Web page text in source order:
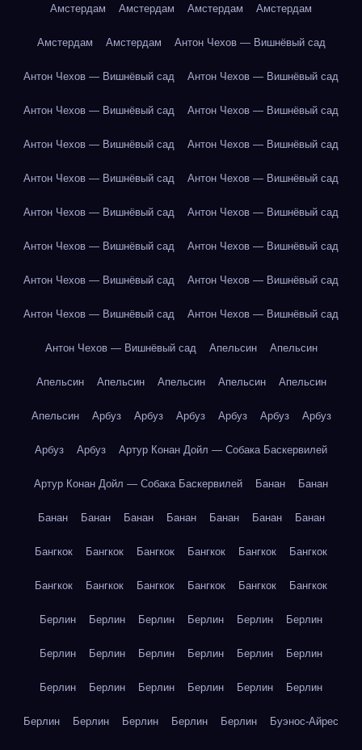
Амстердам Амстердам Амстердам Амстердам
Амстердам Амстердам Антон Чехов — Вишнёвый сад
Антон Чехов — Вишнёвый сад Антон Чехов — Вишнёвый сад
Антон Чехов — Вишнёвый сад Антон Чехов — Вишнёвый сад
Антон Чехов — Вишнёвый сад Антон Чехов — Вишнёвый сад
Антон Чехов — Вишнёвый сад Антон Чехов — Вишнёвый сад
Антон Чехов — Вишнёвый сад Антон Чехов — Вишнёвый сад
Антон Чехов — Вишнёвый сад Антон Чехов — Вишнёвый сад
Антон Чехов — Вишнёвый сад Антон Чехов — Вишнёвый сад
Антон Чехов — Вишнёвый сад Антон Чехов — Вишнёвый сад
Антон Чехов — Вишнёвый сад Апельсин Апельсин
Апельсин Апельсин Апельсин Апельсин Апельсин
Апельсин Арбуз Арбуз Арбуз Арбуз Арбуз Арбуз
Арбуз Арбуз Артур Конан Дойл — Собака Баскервилей
Артур Конан Дойл — Собака Баскервилей Банан Банан
Банан Банан Банан Банан Банан Банан Банан
Бангкок Бангкок Бангкок Бангкок Бангкок Бангкок
Бангкок Бангкок Бангкок Бангкок Бангкок Бангкок
Берлин Берлин Берлин Берлин Берлин Берлин
Берлин Берлин Берлин Берлин Берлин Берлин
Берлин Берлин Берлин Берлин Берлин Берлин
Берлин Берлин Берлин Берлин Берлин Буэнос-Айрес